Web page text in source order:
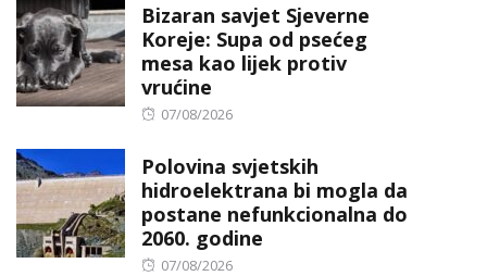
Bizaran savjet Sjeverne
Koreje: Supa od psećeg
mesa kao lijek protiv
vrućine
Posted
07/08/2026
Polovina svjetskih
hidroelektrana bi mogla da
postane nefunkcionalna do
2060. godine
Posted
07/08/2026